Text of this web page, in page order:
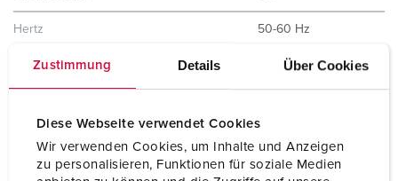
Zustimmung Details Über Cookies
Diese Webseite verwendet Cookies
Wir verwenden Cookies, um Inhalte und Anzeigen
zu personalisieren, Funktionen für soziale Medien
Hertz 50-60 Hz
Protection type
Weight
Certifications